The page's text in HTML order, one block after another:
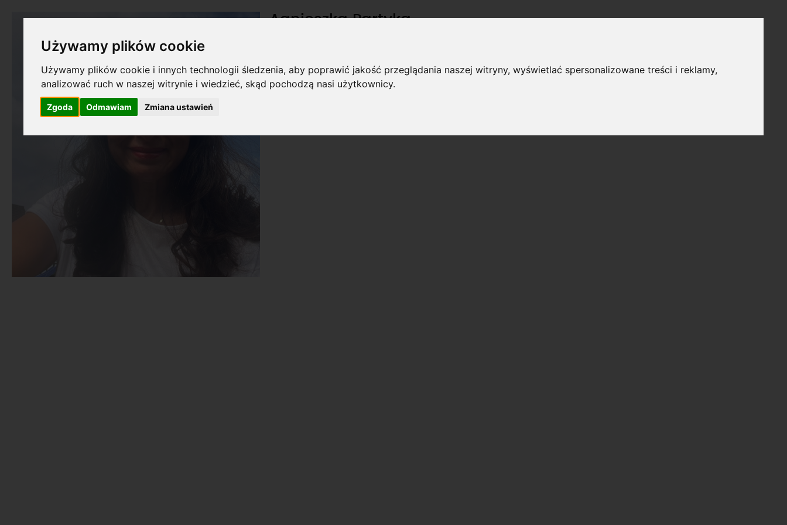
Używamy plików cookie
Używamy plików cookie i innych technologii śledzenia, aby poprawić jakość przeglądania naszej witryny, wyświetlać spersonalizowane treści i reklamy,
analizować ruch w naszej witrynie i wiedzieć, skąd pochodzą nasi użytkownicy.
Zgoda Odmawiam Zmiana ustawień
Agnieszka Partyka
kategorie: B